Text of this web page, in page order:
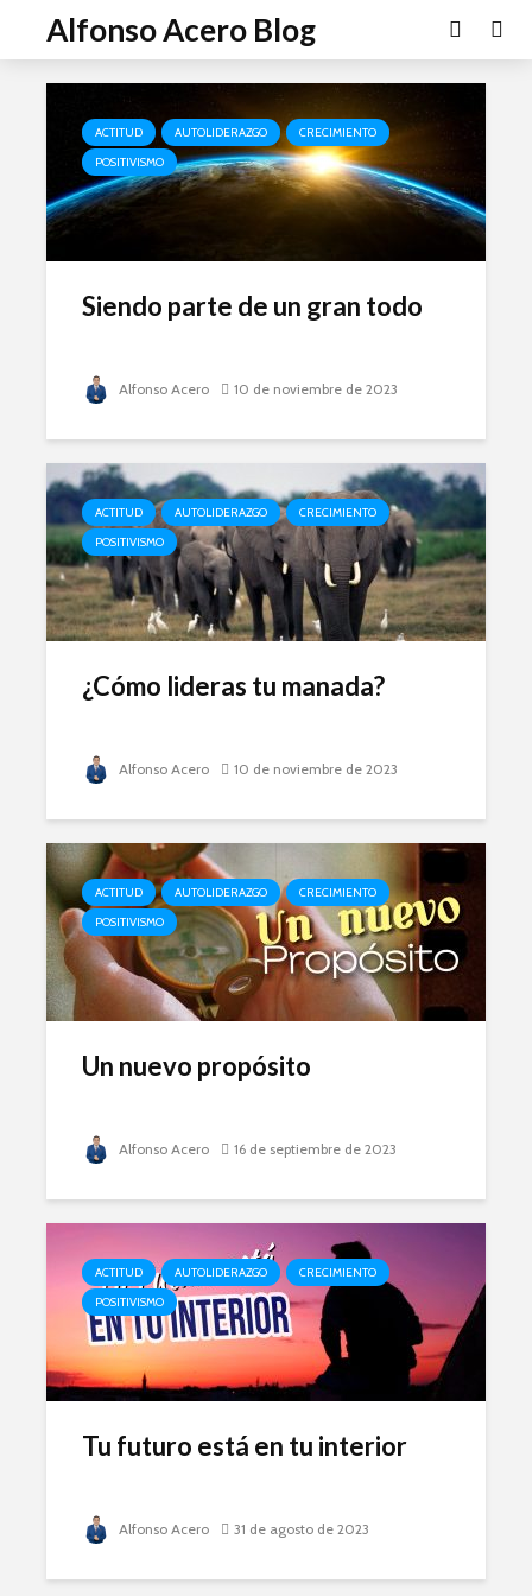
Alfonso Acero Blog
ACTITUD AUTOLIDERAZGO
CRECIMIENTO
POSITIVISMO
Siendo parte de un gran todo
Alfonso Acero 10 de noviembre de 2023
ACTITUD AUTOLIDERAZGO
CRECIMIENTO
POSITIVISMO
¿Cómo lideras tu manada?
Alfonso Acero 10 de noviembre de 2023
ACTITUD AUTOLIDERAZGO
CRECIMIENTO
POSITIVISMO
Un nuevo propósito
Alfonso Acero 16 de septiembre de 2023
ACTITUD AUTOLIDERAZGO
CRECIMIENTO
POSITIVISMO
Tu futuro está en tu interior
Alfonso Acero 31 de agosto de 2023